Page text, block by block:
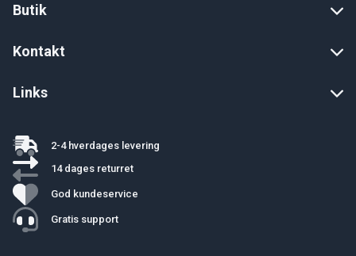
Butik
Kontakt
Links
2-4 hverdages levering
14 dages returret
God kundeservice
Gratis support